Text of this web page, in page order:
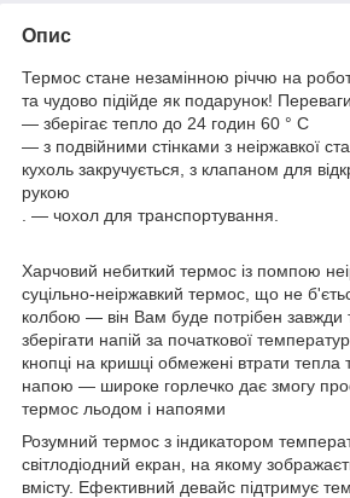
Опис
Термос стане незамінною річчю на
та чудово підійде як подарунок!
— зберігає тепло до 24 годин 60 ° С
— з подвійними стінками з неіржавкої
кухоль закручується, з клапаном для
рукою
. — чохол для транспортування.
Харчовий небиткий термос із помпою
суцільно-неіржавкий термос, що не
колбою — він Вам буде потрібен
зберігати напій за початкової
кнопці на кришці обмежені втрати
напою — широке горлечко дає змогу
термос льодом і напоями
Розумний термос з індикатором
світлодіодний екран, на якому
вмісту. Ефективний девайс підтримує